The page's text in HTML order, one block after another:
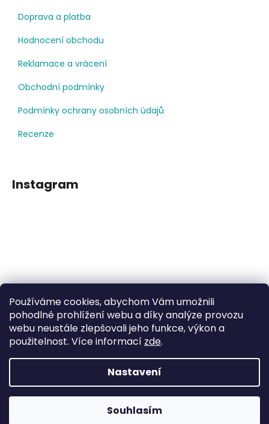
Používáme cookies, abychom Vám umožnili
pohodlné prohlížení webu a díky analýze provozu
webu neustále zlepšovali jeho funkce, výkon a
použitelnost. Více informací zde.
Nastavení
Souhlasím
Doprava a platba
Hodnocení obchodu
Reklamace a vrácení
Obchodní podmínky
Podmínky ochrany osobních údajů
Recenze
Instagram
Sledovat na Instagramu
Facebook
Vytvořil Shoptet
Dětské klipy na dudlíčky